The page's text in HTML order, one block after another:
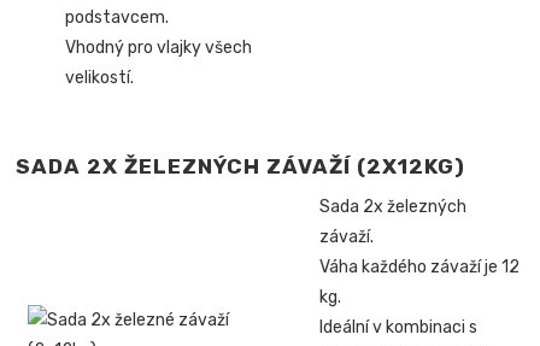
podstavcem.
Vhodný pro vlajky všech
velikostí.
SADA 2X ŽELEZNÝCH ZÁVAŽÍ (2X12KG)
Sada 2x železných
závaží.
Váha každého závaží je 12
kg.
Ideální v kombinaci s